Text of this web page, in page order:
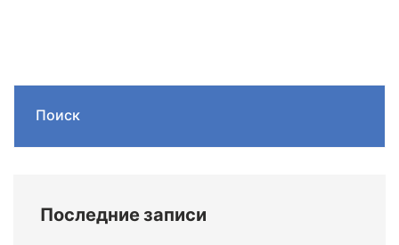
Поиск
Последние записи